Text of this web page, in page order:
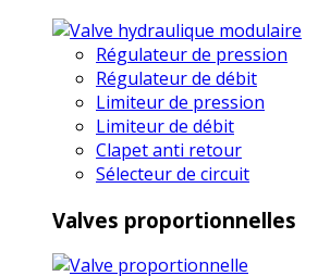
Régulateur de pression
Régulateur de débit
Limiteur de pression
Limiteur de débit
Clapet anti retour
Sélecteur de circuit
Valves proportionnelles